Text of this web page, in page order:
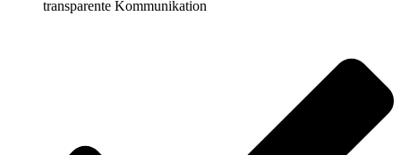
transparente Kommunikation